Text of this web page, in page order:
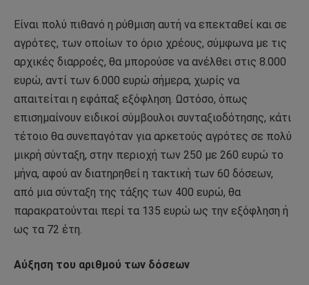
Είναι πολύ πιθανό η ρύθµιση αυτή να επεκταθεί και σε
αγρότες, των οποίων το όριο χρέους, σύµφωνα µε τις
αρχικές διαρροές, θα µπορούσε να ανέλθει στις 8.000
ευρώ, αντί των 6.000 ευρώ σήµερα, χωρίς να
απαιτείται η εφάπαξ εξόφληση. Ωστόσο, όπως
επισηµαίνουν ειδικοί σύµβουλοι συνταξιοδότησης, κάτι
τέτοιο θα συνεπαγόταν για αρκετούς αγρότες σε πολύ
µικρή σύνταξη, στην περιοχή των 250 µε 260 ευρώ το
µήνα, αφού αν διατηρηθεί η τακτική των 60 δόσεων,
από µια σύνταξη της τάξης των 400 ευρώ, θα
παρακρατούνται περί τα 135 ευρώ ως την εξόφληση ή
ως τα 72 έτη.
Αύξηση του αριθµού των δόσεων